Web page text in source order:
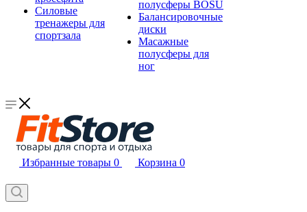
Силовые
тренажеры для
спортзала
полусферы BOSU
Балансировочные
диски
Масажные
полусферы для
ног
Избранные товары 0 Корзина 0